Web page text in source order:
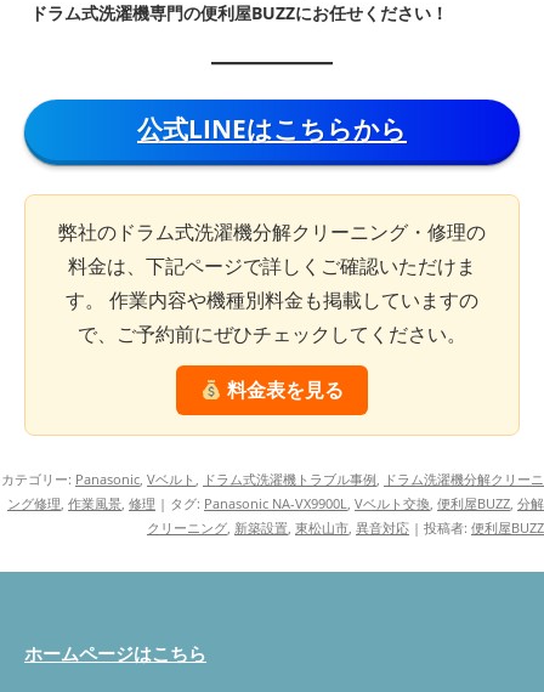
ドラム式洗濯機専門の便利屋BUZZにお任せください！
公式LINEはこちらから
弊社のドラム式洗濯機分解クリーニング・修理の
料金は、下記ページで詳しくご確認いただけま
す。 作業内容や機種別料金も掲載していますの
で、ご予約前にぜひチェックしてください。
料金表を見る
カテゴリー: Panasonic Vベルト ドラム式洗濯機トラブル事例
ドラム洗濯機分解クリーニ
ング修理 作業風景 修理 | タグ: Panasonic NA-VX9900L Vベルト交換 便利屋BUZZ 分解
クリーニング 新築設置 東松山市 異音対応 | 投稿者: 便利屋BUZZ
ホームページはこちら